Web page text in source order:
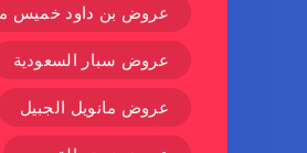
عروض بن داود خميس
عروض سبار السعودية
عروض مانويل الجبيل